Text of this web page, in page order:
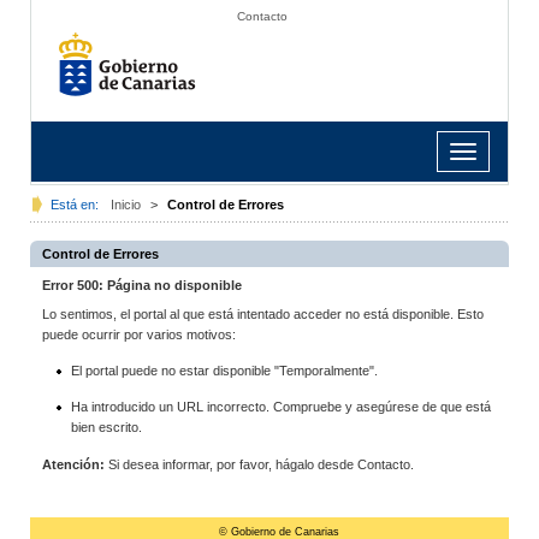
Contacto
Toggle
navigation
Está en: Inicio > Control de Errores
Control de Errores
Error 500: Página no disponible
Lo sentimos, el portal al que está intentado acceder no está disponible. Esto
puede ocurrir por varios motivos:
El portal puede no estar disponible "Temporalmente".
Ha introducido un URL incorrecto. Compruebe y asegúrese de que está
bien escrito.
Atención: Si desea informar, por favor, hágalo desde Contacto.
© Gobierno de Canarias